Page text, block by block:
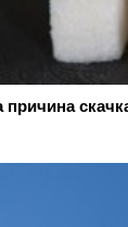
причина